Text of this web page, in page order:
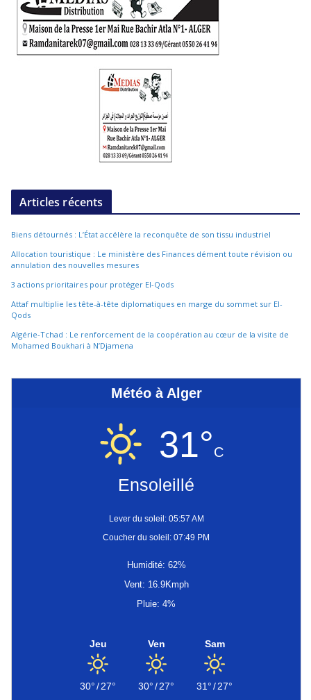
Articles récents
Biens détournés : L’État accélère la reconquête de son tissu industriel
Allocation touristique : Le ministère des Finances dément toute révision ou
annulation des nouvelles mesures
3 actions prioritaires pour protéger El-Qods
Attaf multiplie les tête-à-tête diplomatiques en marge du sommet sur El-
Qods
Algérie-Tchad : Le renforcement de la coopération au cœur de la visite de
Mohamed Boukhari à N’Djamena
Météo à Alger
31°C
Ensoleillé
Lever du soleil: 05:57 AM
Coucher du soleil: 07:49 PM
Humidité: 62%
Vent: 16.9Kmph
Pluie: 4%
Jeu
30°/27°
Ven
30°/27°
Sam
31°/27°